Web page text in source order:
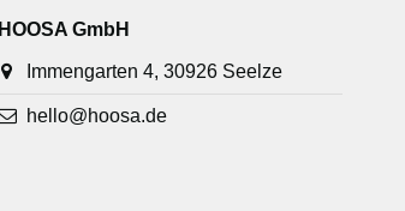
HOOSA GmbH
Immengarten 4, 30926 Seelze
hello@hoosa.de